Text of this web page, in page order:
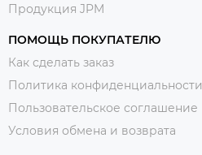
Продукция JPM
ПОМОЩЬ ПОКУПАТЕЛЮ
Как сделать заказ
Политика конфиденциальности
Пользовательское соглашение
Условия обмена и возврата